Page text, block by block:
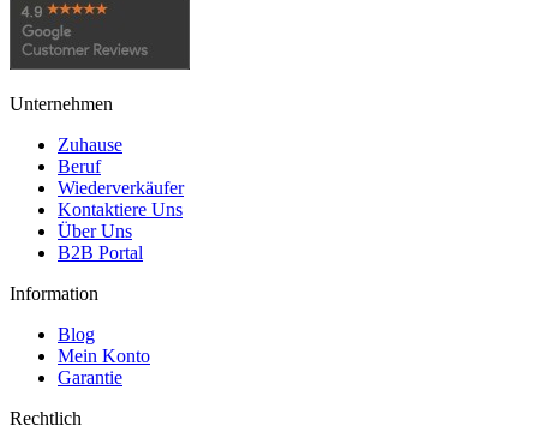
Unternehmen
Zuhause
Beruf
Wiederverkäufer
Kontaktiere Uns
Über Uns
B2B Portal
Information
Blog
Mein Konto
Garantie
Rechtlich